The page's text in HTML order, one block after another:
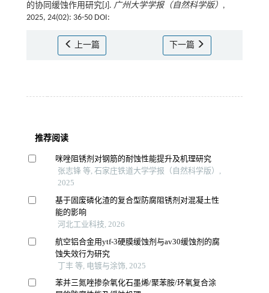
的协同缓蚀作用研究[J]. 广州大学学报（自然科学版） ,
2025, 24(02): 36-50 DOI:
上一篇 下一篇